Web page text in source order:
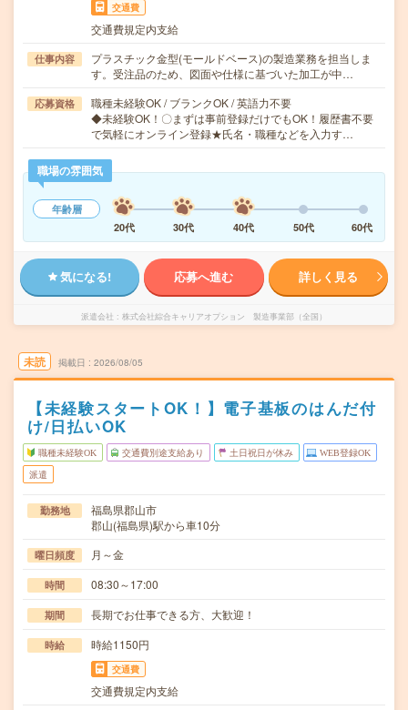
交通費
交通費規定内支給
仕事内容
プラスチック金型(モールドベース)の製造業務を担当しま
す。受注品のため、図面や仕様に基づいた加工が中…
応募資格
職種未経験OK / ブランクOK / 英語力不要
◆未経験OK！〇まずは事前登録だけでもOK！履歴書不要
で気軽にオンライン登録★氏名・職種などを入力す…
職場の雰囲気
年齢層
20代
30代 40代 50代 60代
気になる! 応募へ進む 詳しく見る
派遣会社 株式会社綜合キャリアオプション 製造事業部（全国）
未読 掲載日 2026/08/05
【未経験スタートOK！】電子基板のはんだ付
け/日払いOK
職種未経験OK 交通費別途支給あり 土日祝日が休み WEB登録OK
派遣
勤務地
福島県郡山市
郡山(福島県)駅から車10分
曜日頻度 月～金
時間 08:30～17:00
期間 長期でお仕事できる方、大歓迎！
時給 時給1150円
交通費
交通費規定内支給